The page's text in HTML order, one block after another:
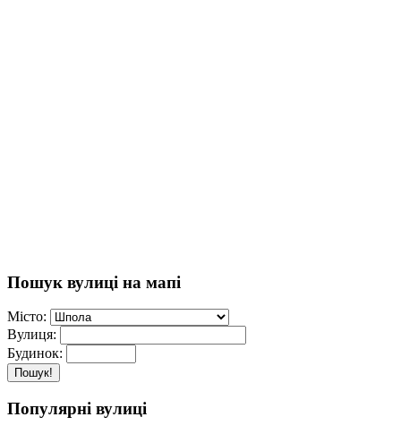
Пошук вулиці на мапі
Місто:
Вулиця:
Будинок:
Пошук!
Популярні вулиці